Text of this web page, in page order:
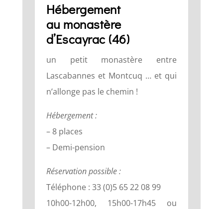
Hébergement
au monastère
d’Escayrac (46)
un petit monastère entre
Lascabannes et Montcuq … et qui
n’allonge pas le chemin !
Hébergement :
– 8 places
– Demi-pension
Réservation possible :
Téléphone : 33 (0)5 65 22 08 99
10h00-12h00, 15h00-17h45 ou